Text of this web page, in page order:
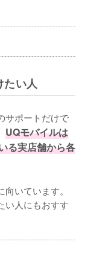
い人
サポートだけで
UQモバイルは
る実店舗から各
いています。
い人にもおすす